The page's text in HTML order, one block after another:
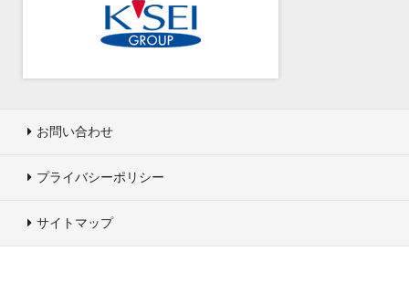
お問い合わせ
プライバシーポリシー
サイトマップ